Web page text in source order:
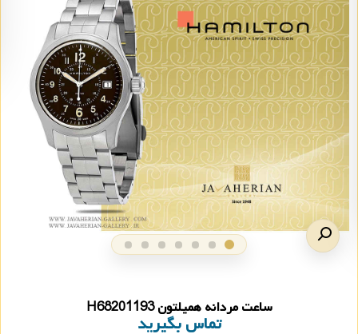
ساعت مردانه همیلتون H68201193
تماس بگیرید